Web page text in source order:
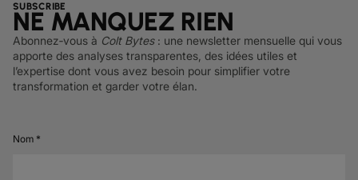
SUBSCRIBE
NE MANQUEZ RIEN
Abonnez‑vous à Colt Bytes: une newsletter mensuelle qui vous
apporte des analyses transparentes, des idées utiles et
l’expertise dont vous avez besoin pour simplifier votre
transformation et garder votre élan.
Nom *